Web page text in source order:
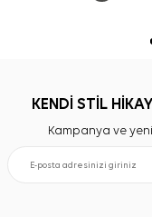
KENDİ STİL
Kampanya ve